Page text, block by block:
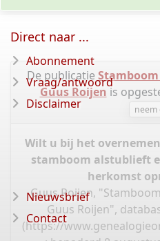
De publicatie
Guus Roijen is
neem
Wilt u bij het
stamboom alstublieft
herkomst
Guus Roijen,
Guus Roijen",
(https://
Direct naar ...
Abonnement
Vraag/antwoord
Disclaimer
Nieuwsbrief
Contact